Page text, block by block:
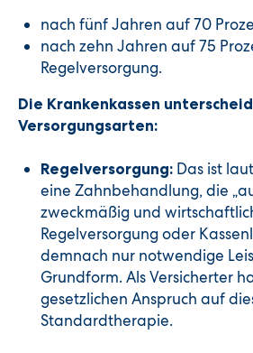
nach fünf Jahren auf 70
nach zehn Jahren auf 75
Regelversorgung.
Die Krankenkassen
Versorgungsarten:
Regelversorgung: Das ist
eine Zahnbehandlung, die
zweckmäßig und
Regelversorgung oder
demnach nur notwendige
Grundform. Als Versicherter
gesetzlichen Anspruch auf
Standardtherapie.